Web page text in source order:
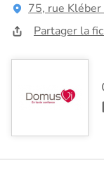
75, rue
Partager la